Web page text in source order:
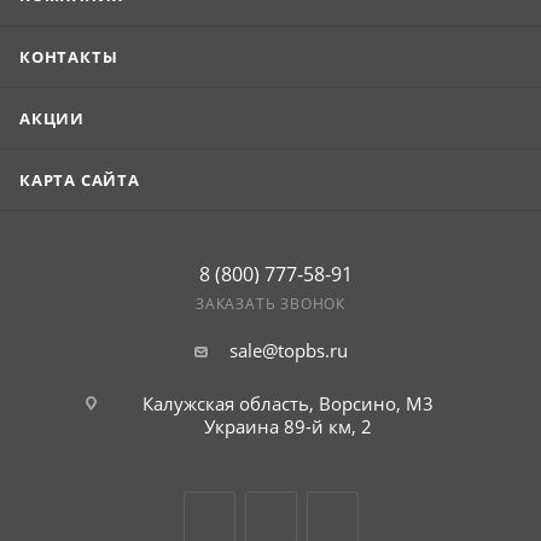
КОНТАКТЫ
АКЦИИ
КАРТА САЙТА
8 (800) 777-58-91
ЗАКАЗАТЬ ЗВОНОК
sale@topbs.ru
Калужская область, Ворсино, М3
Украина 89-й км, 2